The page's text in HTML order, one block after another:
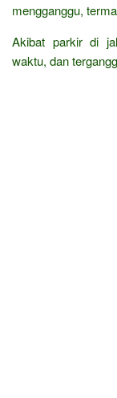
mengganggu,
Akibat parkir di
waktu, dan